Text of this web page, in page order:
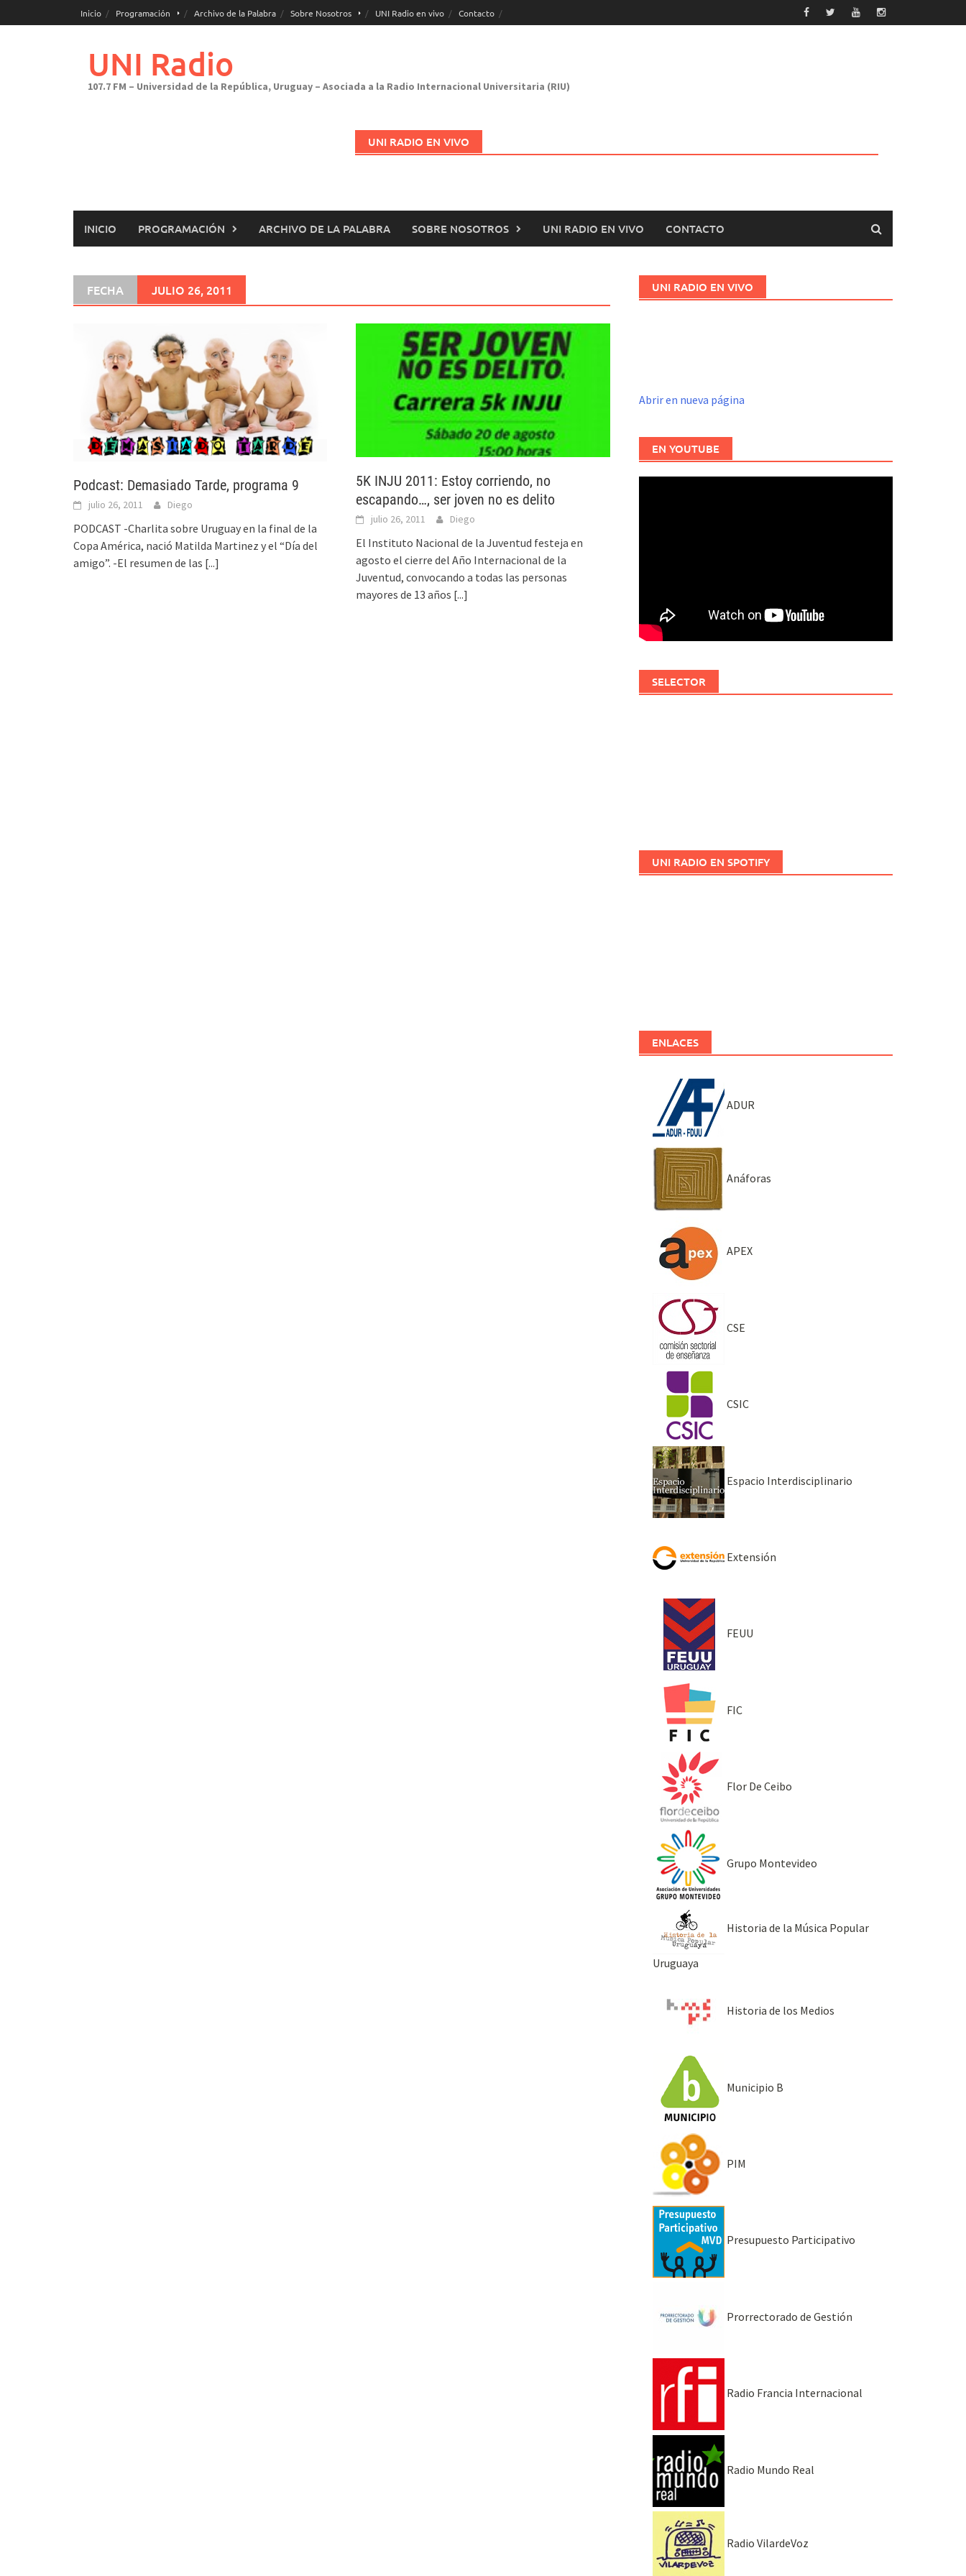
al
Inicio Programación Archivo de la Palabra Sobre Nosotros UNI Radio en vivo Contacto
UNI Radio
107.7 FM – Universidad de la República, Uruguay – Asociada a la Radio Internacional Universitaria (RIU)
UNI RADIO EN VIVO
INICIO PROGRAMACIÓN ARCHIVO DE LA PALABRA SOBRE NOSOTROS UNI RADIO EN VIVO CONTACTO
FECHA JULIO 26, 2011
Podcast: Demasiado Tarde, programa 9
julio 26, 2011 Diego
PODCAST -Charlita sobre Uruguay en la final de la
Copa América, nació Matilda Martinez y el “Día del
amigo”. -El resumen de las [...]
5K INJU 2011: Estoy corriendo, no
escapando…, ser joven no es delito
julio 26, 2011 Diego
El Instituto Nacional de la Juventud festeja en
agosto el cierre del Año Internacional de la
Juventud, convocando a todas las personas
mayores de 13 años [...]
UNI RADIO EN VIVO
Abrir en nueva página
EN YOUTUBE
SELECTOR
UNI RADIO EN SPOTIFY
ENLACES
ADUR
Anáforas
APEX
CSE
CSIC
Espacio Interdisciplinario
Extensión
FEUU
FIC
Flor De Ceibo
Grupo Montevideo
Historia de la Música Popular
Uruguaya
Historia de los Medios
Municipio B
PIM
Presupuesto Participativo
Prorrectorado de Gestión
Radio Francia Internacional
Radio Mundo Real
Radio VilardeVoz